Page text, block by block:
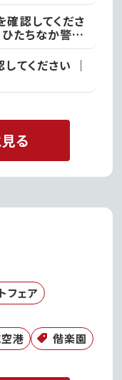
認してくださ
たちなか警察
てください ｜
る
フェア
港 偕楽園